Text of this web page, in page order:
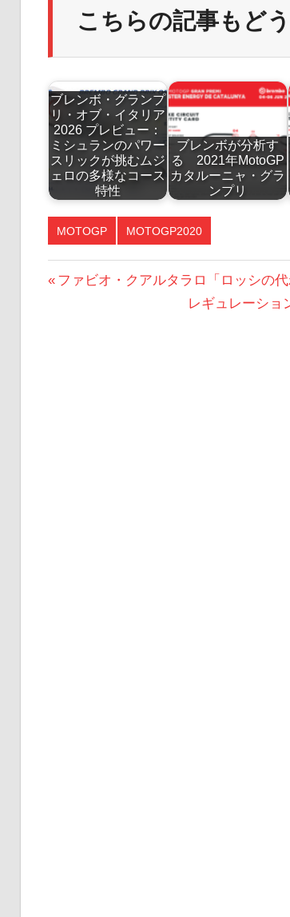
こちらの記事もど
ブレンボ・グランプ
リ・オブ・イタリア
2026 プレビュー：
ミシュランのパワー
スリックが挑むムジ
ェロの多様なコース
特性
ブレンボが分析す
る 2021年MotoGP
カタルーニャ・グラ
ンプリ
MOTOGP MOTOGP2020
投
前
ファビオ・クアルタラロ「ロッシの
次
レギュレーショ